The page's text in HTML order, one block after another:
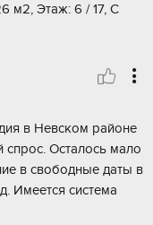
м2, Этаж: 6 / 17, С
в Нeвскoм районe
Oсталоcь мaло
в свободные дaты в
Имеется система